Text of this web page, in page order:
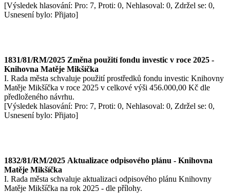
[Výsledek hlasování: Pro: 7, Proti: 0, Nehlasoval: 0, Zdržel se: 0,
Usnesení bylo: Přijato]
1831/81/RM/2025 Změna použití fondu investic v roce 2025 -
Knihovna Matěje Mikšíčka
I. Rada města schvaluje použití prostředků fondu investic Knihovny
Matěje Mikšíčka v roce 2025 v celkové výši 456.000,00 Kč dle
předloženého návrhu.
[Výsledek hlasování: Pro: 7, Proti: 0, Nehlasoval: 0, Zdržel se: 0,
Usnesení bylo: Přijato]
1832/81/RM/2025 Aktualizace odpisového plánu - Knihovna
Matěje Mikšíčka
I. Rada města schvaluje aktualizaci odpisového plánu Knihovny
Matěje Mikšíčka na rok 2025 - dle přílohy.